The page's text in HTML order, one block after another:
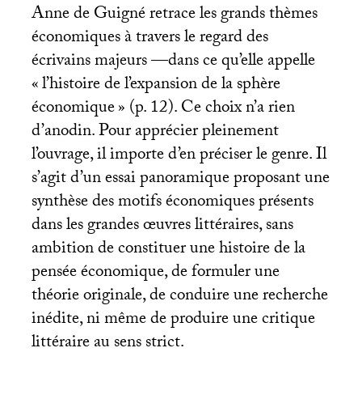
Anne de Guigné retrace les grands thèmes
économiques à travers le regard des
écrivains majeurs —dans ce qu’elle appelle
«l’histoire de l’expansion de la sphère
économique» (p. 12). Ce choix n’a rien
d’anodin. Pour apprécier pleinement
l’ouvrage, il importe d’en préciser le genre. Il
s’agit d’un essai panoramique proposant une
synthèse des motifs économiques présents
dans les grandes œuvres littéraires, sans
ambition de constituer une histoire de la
pensée économique, de formuler une
théorie originale, de conduire une recherche
inédite, ni même de produire une critique
littéraire au sens strict.